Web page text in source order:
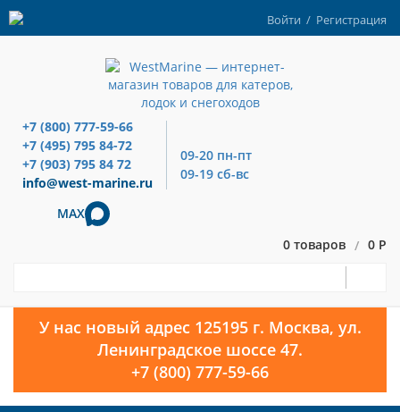
Войти / Регистрация
+7 (800) 777-59-66
+7 (495) 795 84-72
+7 (903) 795 84 72
info@west-marine.ru
09-20 пн-пт
09-19 сб-вс
MAX
0 товаров / 0 Р
У нас новый адрес 125195 г. Москва, ул.
Ленинградское шоссе 47.
+7 (800) 777-59-66